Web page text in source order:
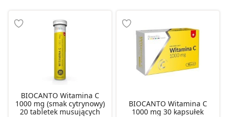
BIOCANTO Witamina C
1000 mg (smak cytrynowy)
20 tabletek musujących
BIOCANTO Witamina C
1000 mg 30 kapsułek